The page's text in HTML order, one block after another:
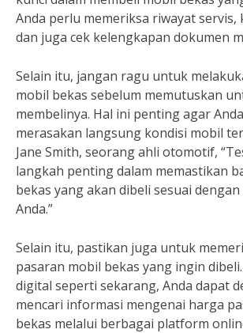
Anda perlu memeriksa riwayat servis,
dan juga cek kelengkapan dokumen
Selain itu, jangan ragu untuk
mobil bekas sebelum memutuskan
membelinya. Hal ini penting agar
merasakan langsung kondisi mobil
Jane Smith, seorang ahli otomotif,
langkah penting dalam memastikan
bekas yang akan dibeli sesuai
Anda.”
Selain itu, pastikan juga untuk
pasaran mobil bekas yang ingin
digital seperti sekarang, Anda dapat
mencari informasi mengenai harga
bekas melalui berbagai platform